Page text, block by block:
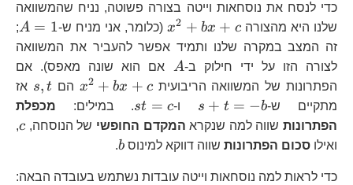
כדי לנסח את נוסחאות וייטה בצורה פשוטה, נניח שהמשוואה
שלנו היא מהצורהx^{2}+bx+c
x2 + bx + c (כלומר, אני מניח ש- A = 1
;
זה המצב במקרה שלנו ותמיד אפשר להעביר את המשוואה
לצורה הזו על ידי חילוק ב-A
A אם הוא שונה מאפס). אם
הפתרונות של המשוואה הריבועית
x2 + bx + c הם s,t
s, t
אז
מתקיים ש-
s+t=-
b
s + t = −b ו- st=c
st = c . במילים: מכפלת
הפתרונות שווה למה שנקרא המקדם החופשי של הנוסחה, c
c
,
ואילו סכום הפתרונות שווה דווקא למינוס b
b
.
כדי לראות למה נוסחאות וייטה עובדות נשתמש בעובדה הבאה: